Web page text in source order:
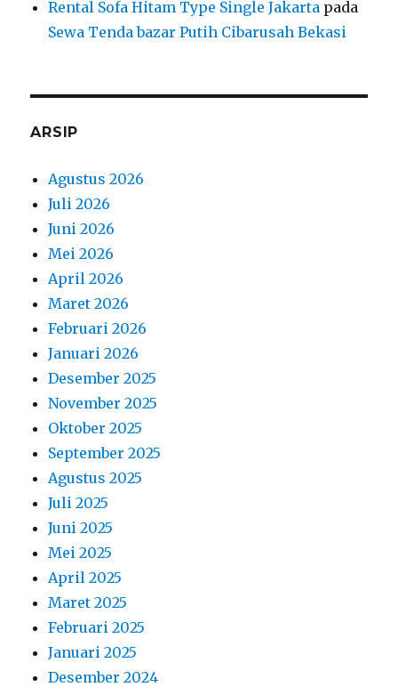
Rental Sofa Hitam Type Single Jakarta pada
Sewa Tenda bazar Putih Cibarusah Bekasi
ARSIP
Agustus 2026
Juli 2026
Juni 2026
Mei 2026
April 2026
Maret 2026
Februari 2026
Januari 2026
Desember 2025
November 2025
Oktober 2025
September 2025
Agustus 2025
Juli 2025
Juni 2025
Mei 2025
April 2025
Maret 2025
Februari 2025
Januari 2025
Desember 2024